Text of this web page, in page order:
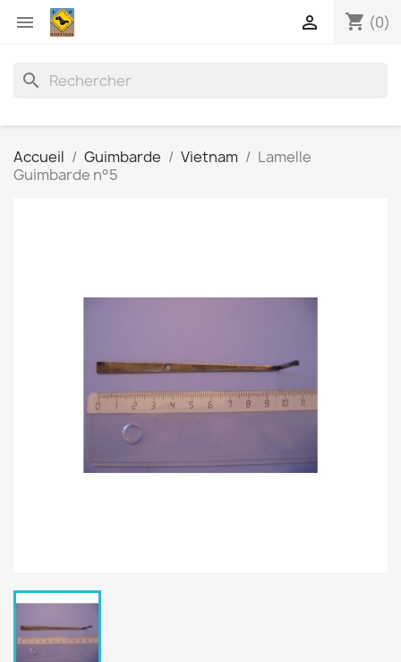
 shopping_cart (0)

search
Accueil Guimbarde Vietnam
Lamelle
Guimbarde n°5